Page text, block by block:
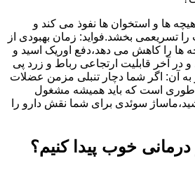
ها و استخوان ها نفوذ می کند و
تسریعمی بخشد.فواید: زمان بهبودی از
ها را کاهش می دهد،دفع اوریک اسید و
در آخر قابلیت ارتجاعی رباط و زرد پی
به آن: اگر شما دچار تنبلی مزمن عضلات
طوری است که باید همیشه مشغول
سوئدی برای شما نقش دارو را
خوب پیدا کنیم؟